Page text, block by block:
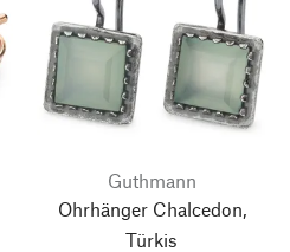
Guthmann
Ohrhänger Chalcedon,
Türkis